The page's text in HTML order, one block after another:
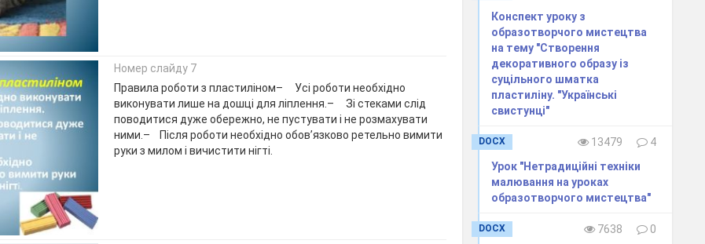
Номер слайду 7
Правила роботи з пластиліном– Усі роботи необхідно
виконувати лише на дошці для ліплення.– Зі стеками слід
поводитися дуже обережно, не пустувати і не розмахувати
ними.– Після роботи необхідно обов’язково ретельно вимити
руки з милом і вичистити нігті.
Конспект уроку з
образотворчого мистецтва
на тему "Створення
декоративного образу із
суцільного шматка
пластиліну. "Українські
свистунці"
DOCX 13479
4
Урок "Нетрадиційні техніки
малювання на уроках
образотворчого мистецтва"
DOCX 7638
0